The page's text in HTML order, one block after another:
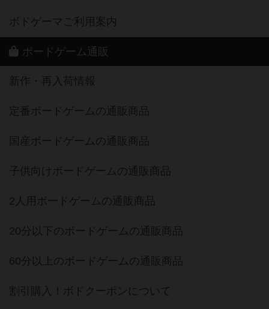
ボドゲーマご利用案内
ボードゲーム通販
新作・再入荷情報
定番ボードゲームの通販商品
国産ボードゲームの通販商品
子供向けボードゲームの通販商品
2人用ボードゲームの通販商品
20分以下のボードゲームの通販商品
60分以上のボードゲームの通販商品
割引購入！ボドクーポンについて